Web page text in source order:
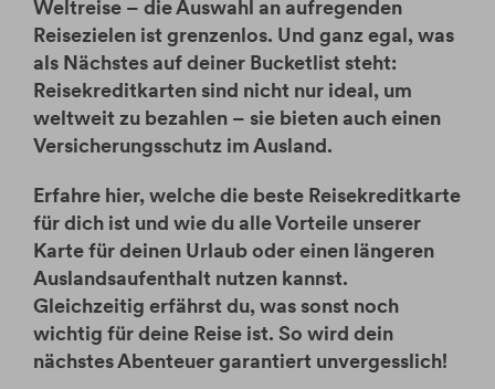
Ratenzahlung
Tagesgeldkonto
Finanzierungsrahmen
Apple Pay
easybank App
Kontakt & Service
Kartentausch zum Markenwechsel
Häufige Fragen (FAQ)
Download-Center
Kontakt
Sicherheit
Tagesgeldkonto
Ratgeber
Weltreise – die Auswahl an aufregenden
Reisezielen ist grenzenlos. Und ganz egal, was
als Nächstes auf deiner Bucketlist steht:
Reisekreditkarten sind nicht nur ideal, um
weltweit zu bezahlen – sie bieten auch einen
Versicherungsschutz im Ausland.
Erfahre hier, welche die beste Reisekreditkarte
für dich ist und wie du alle Vorteile unserer
Karte für deinen Urlaub oder einen längeren
Auslandsaufenthalt nutzen kannst.
Gleichzeitig erfährst du, was sonst noch
wichtig für deine Reise ist. So wird dein
nächstes Abenteuer garantiert unvergesslich!